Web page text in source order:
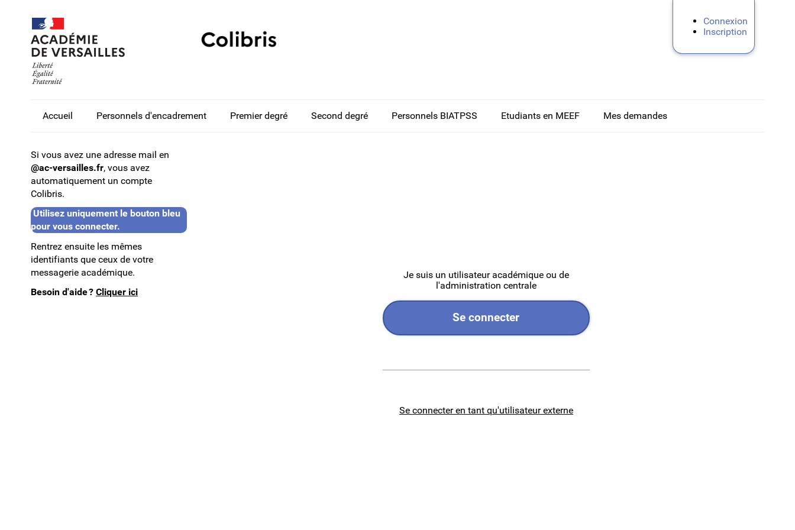
Connexion
Inscription
Accueil Personnels d'encadrement Premier degré Second degré Personnels BIATPSS Etudiants en MEEF Mes demandes
Si vous avez une adresse mail en
@ac-versailles.fr, vous avez
automatiquement un compte
Colibris.
Utilisez uniquement le bouton bleu
pour vous connecter.
Rentrez ensuite les mêmes
identifiants que ceux de votre
messagerie académique.
Besoin d'aide ? Cliquer ici
Je suis un utilisateur académique ou de
l'administration centrale
Se connecter
Se connecter en tant qu'utilisateur externe